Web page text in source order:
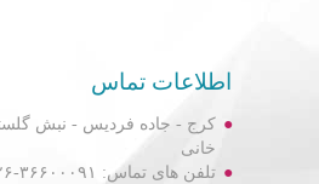
اطلاعات تماس
خانی
تلفن های تماس: ۳۶۶۰۰۰۹۱-۰۲۶ - ۳۶۶۰۲۷۴۰-۰۲۶